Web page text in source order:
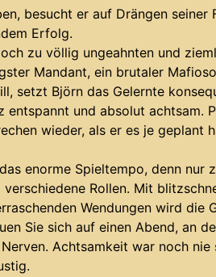
besucht er auf Drängen seiner
Erfolg.
zu völlig ungeahnten und
Mandant, ein brutaler
setzt Björn das Gelernte
und absolut achtsam.
wieder, als er es je geplant
enorme Spieltempo, denn nur
Rollen. Mit
Wendungen wird die
Sie sich auf einen Abend, an
Achtsamkeit war noch nie